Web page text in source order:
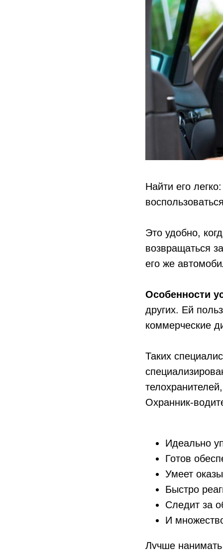
Найти его
Это удобно,
возвращаться
его же
Особенности
других. Ей
коммерческие
Таких
Охранник-
Идеально
Готов
Умеет
Быстро
Следит за
И
Лучше нанимать